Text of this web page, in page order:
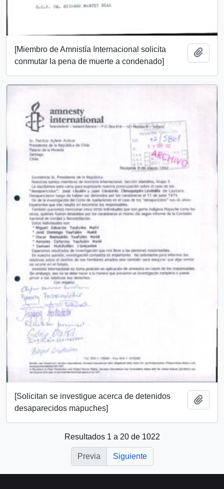
[Miembro de Amnistía Internacional solicita
conmutar la pena de muerte a condenado]
[Solicitan se investigue acerca de detenidos
desaparecidos mapuches]
Resultados 1 a 20 de 1022
Previa Siguiente